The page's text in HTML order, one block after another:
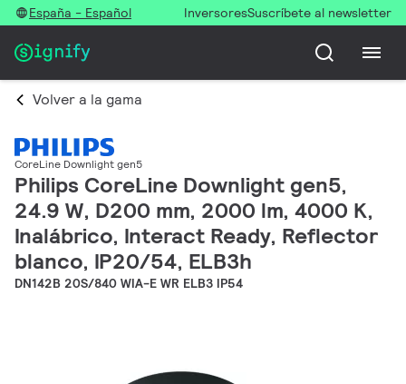
España - Español InversoresSuscríbete al newsletter
Volver a la gama
CoreLine Downlight gen5
Philips CoreLine Downlight gen5,
24.9 W, D200 mm, 2000 lm, 4000 K,
Inalábrico, Interact Ready, Reflector
blanco, IP20/54, ELB3h
DN142B 20S/840 WIA-E WR ELB3 IP54